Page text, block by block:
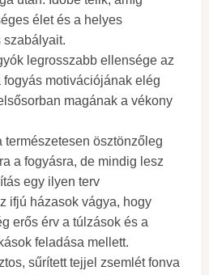
élet és a helyes
szabályait.
legrosszabb ellensége az
motivációjának elég
magának a vékony
természetesen ösztönzőleg
a fogyásra, de mindig lesz
egy ilyen terv
ifjú házasok vágya, hogy
erős érv a túlzások és a
feladása mellett.
sűrített tejjel zsemlét fonva